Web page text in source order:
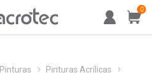
0
Pinturas
Pinturas Acrílicas